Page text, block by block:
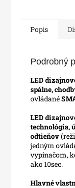
Popis
Podrobný
LED
spálne,
ovládané
LED
technológia,
odtieňov
jedným
vypínačom,
ako 10sec.
Hlavné